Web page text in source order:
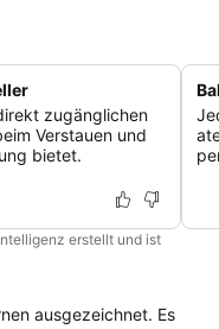
zugänglichen
Verstauen und
bietet.
erstellt und ist
ausgezeichnet. Es